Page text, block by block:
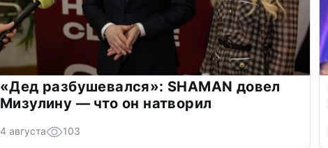
«Дед разбушевался»: SHAMAN довел
Мизулину — что он натворил
4 августа 103